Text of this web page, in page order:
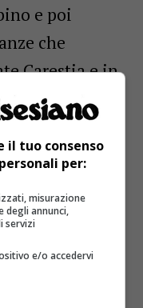
e poi
che
Carestia e in
dalla Pro
del
avanti
ed estivo e
il tuo consenso
per:
misurazione
degli annunci,
servizi
e/o accedervi